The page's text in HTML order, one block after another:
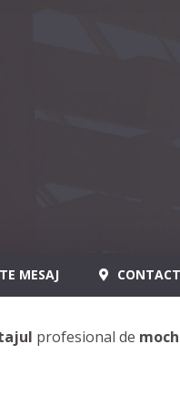
MESAJ CONTACT
profesional de